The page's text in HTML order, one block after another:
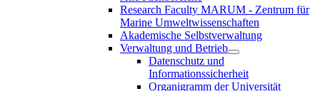
Research Faculty MARUM - Zentrum für
Marine Umweltwissenschaften
Akademische Selbstverwaltung
Verwaltung und Betrieb
Datenschutz und
Informationssicherheit
Organigramm der Universität